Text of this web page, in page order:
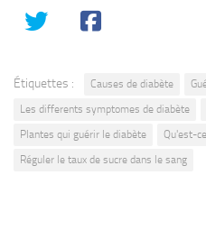
Étiquettes : Causes de diabète
Les differents symptomes de diabète
Plantes qui guérir le diabète
Qu'est-
Réguler le taux de sucre dans le sang